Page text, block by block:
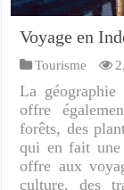
Voyage en
Tourisme
La géographie
offre
forêts, des
qui en fait une
offre aux
culture, des